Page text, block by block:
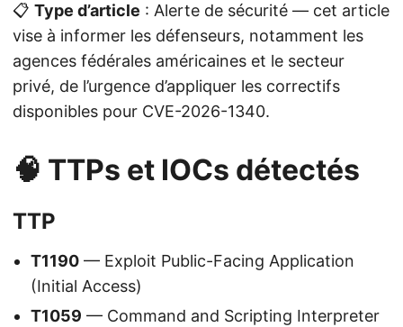
📋 Type d’article : Alerte de sécurité — cet article
vise à informer les défenseurs, notamment les
agences fédérales américaines et le secteur
privé, de l’urgence d’appliquer les correctifs
disponibles pour CVE-2026-1340.
🧠 TTPs et IOCs détectés
TTP
T1190 — Exploit Public-Facing Application
(Initial Access)
T1059 — Command and Scripting Interpreter